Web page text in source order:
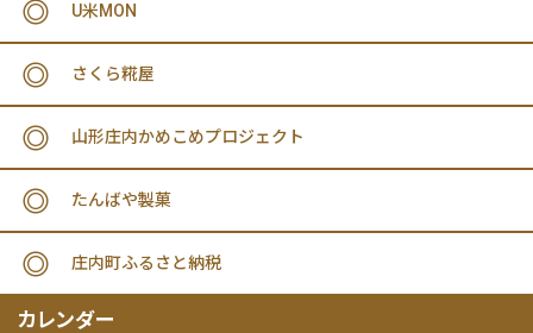
U米MON
さくら糀屋
山形庄内かめこめプロジェクト
たんばや製菓
庄内町ふるさと納税
カレンダー